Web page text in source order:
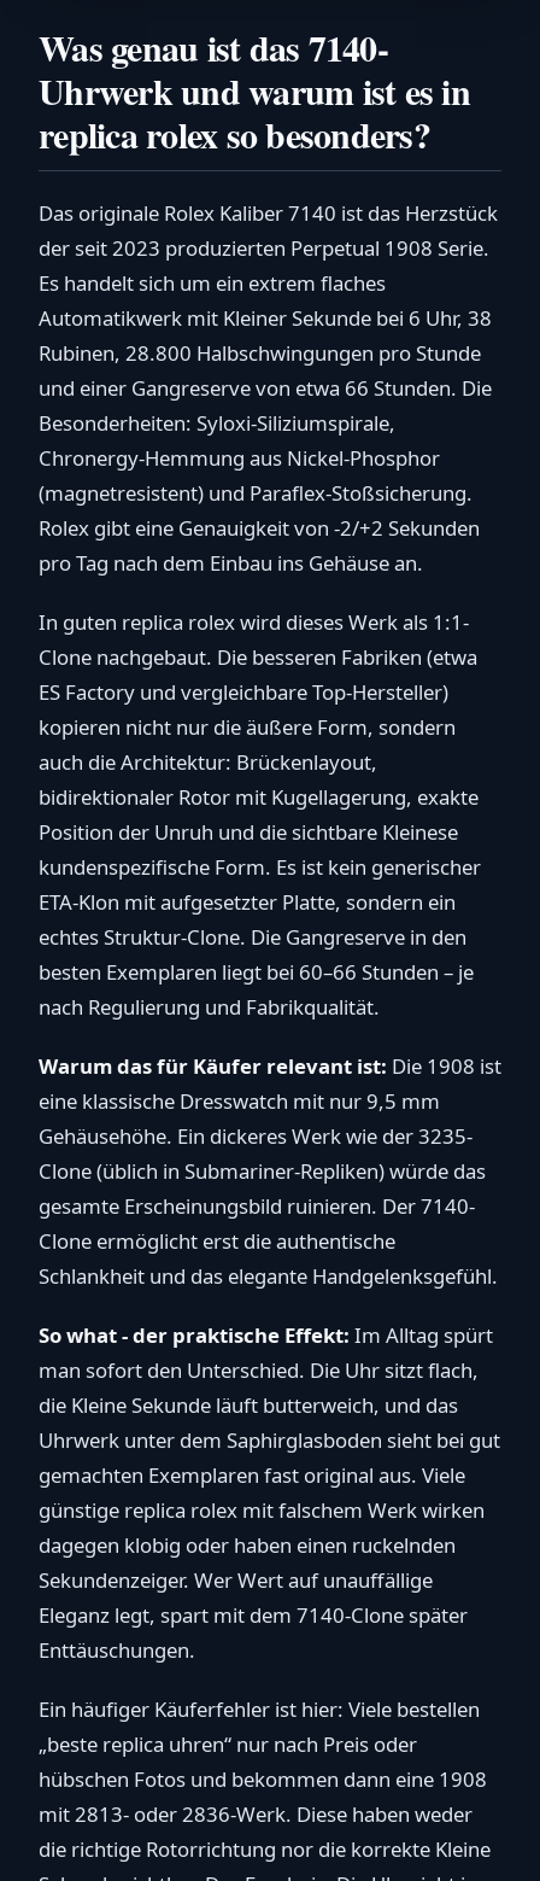
Was genau ist das 7140-
Uhrwerk und warum ist es in
replica rolex so besonders?
Das originale Rolex Kaliber 7140 ist das Herzstück
der seit 2023 produzierten Perpetual 1908 Serie.
Es handelt sich um ein extrem flaches
Automatikwerk mit Kleiner Sekunde bei 6 Uhr, 38
Rubinen, 28.800 Halbschwingungen pro Stunde
und einer Gangreserve von etwa 66 Stunden. Die
Besonderheiten: Syloxi-Siliziumspirale,
Chronergy-Hemmung aus Nickel-Phosphor
(magnetresistent) und Paraflex-Stoßsicherung.
Rolex gibt eine Genauigkeit von -2/+2 Sekunden
pro Tag nach dem Einbau ins Gehäuse an.
In guten replica rolex wird dieses Werk als 1:1-
Clone nachgebaut. Die besseren Fabriken (etwa
ES Factory und vergleichbare Top-Hersteller)
kopieren nicht nur die äußere Form, sondern
auch die Architektur: Brückenlayout,
bidirektionaler Rotor mit Kugellagerung, exakte
Position der Unruh und die sichtbare Kleinese
kundenspezifische Form. Es ist kein generischer
ETA-Klon mit aufgesetzter Platte, sondern ein
echtes Struktur-Clone. Die Gangreserve in den
besten Exemplaren liegt bei 60–66 Stunden – je
nach Regulierung und Fabrikqualität.
Warum das für Käufer relevant ist: Die 1908 ist
eine klassische Dresswatch mit nur 9,5 mm
Gehäusehöhe. Ein dickeres Werk wie der 3235-
Clone (üblich in Submariner-Repliken) würde das
gesamte Erscheinungsbild ruinieren. Der 7140-
Clone ermöglicht erst die authentische
Schlankheit und das elegante Handgelenksgefühl.
So what - der praktische Effekt: Im Alltag spürt
man sofort den Unterschied. Die Uhr sitzt flach,
die Kleine Sekunde läuft butterweich, und das
Uhrwerk unter dem Saphirglasboden sieht bei gut
gemachten Exemplaren fast original aus. Viele
günstige replica rolex mit falschem Werk wirken
dagegen klobig oder haben einen ruckelnden
Sekundenzeiger. Wer Wert auf unauffällige
Eleganz legt, spart mit dem 7140-Clone später
Enttäuschungen.
Ein häufiger Käuferfehler ist hier: Viele bestellen
„beste replica uhren“ nur nach Preis oder
hübschen Fotos und bekommen dann eine 1908
mit 2813- oder 2836-Werk. Diese haben weder
die richtige Rotorrichtung nor die korrekte Kleine